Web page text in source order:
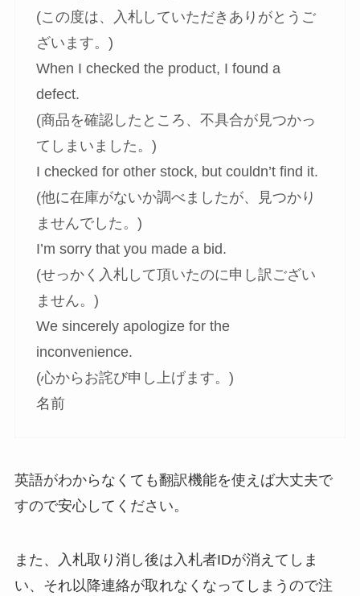
(この度は、入札していただきありがとうご
ざいます。)
When I checked the product, I found a
defect.
(商品を確認したところ、不具合が見つかっ
てしまいました。)
I checked for other stock, but couldn’t find it.
(他に在庫がないか調べましたが、見つかり
ませんでした。)
I’m sorry that you made a bid.
(せっかく入札して頂いたのに申し訳ござい
ません。)
We sincerely apologize for the
inconvenience.
(心からお詫び申し上げます。)
名前
英語がわからなくても翻訳機能を使えば大丈夫で
すので安心してください。
また、入札取り消し後は入札者IDが消えてしま
い、それ以降連絡が取れなくなってしまうので注